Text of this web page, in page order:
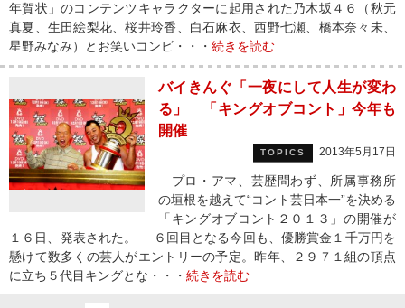
年賀状」のコンテンツキャラクターに起用された乃木坂４６（秋元
真夏、生田絵梨花、桜井玲香、白石麻衣、西野七瀬、橋本奈々未、
星野みなみ）とお笑いコンビ・・・ 続きを読む
バイきんぐ「一夜にして人生が変わ
る」 「キングオブコント」今年も
開催
TOPICS 2013年5月17日
プロ・アマ、芸歴問わず、所属事務所
の垣根を越えて“コント芸日本一”を決める
「キングオブコント２０１３」の開催が
１６日、発表された。 ６回目となる今回も、優勝賞金１千万円を
懸けて数多くの芸人がエントリーの予定。昨年、２９７１組の頂点
に立ち５代目キングとな・・・ 続きを読む